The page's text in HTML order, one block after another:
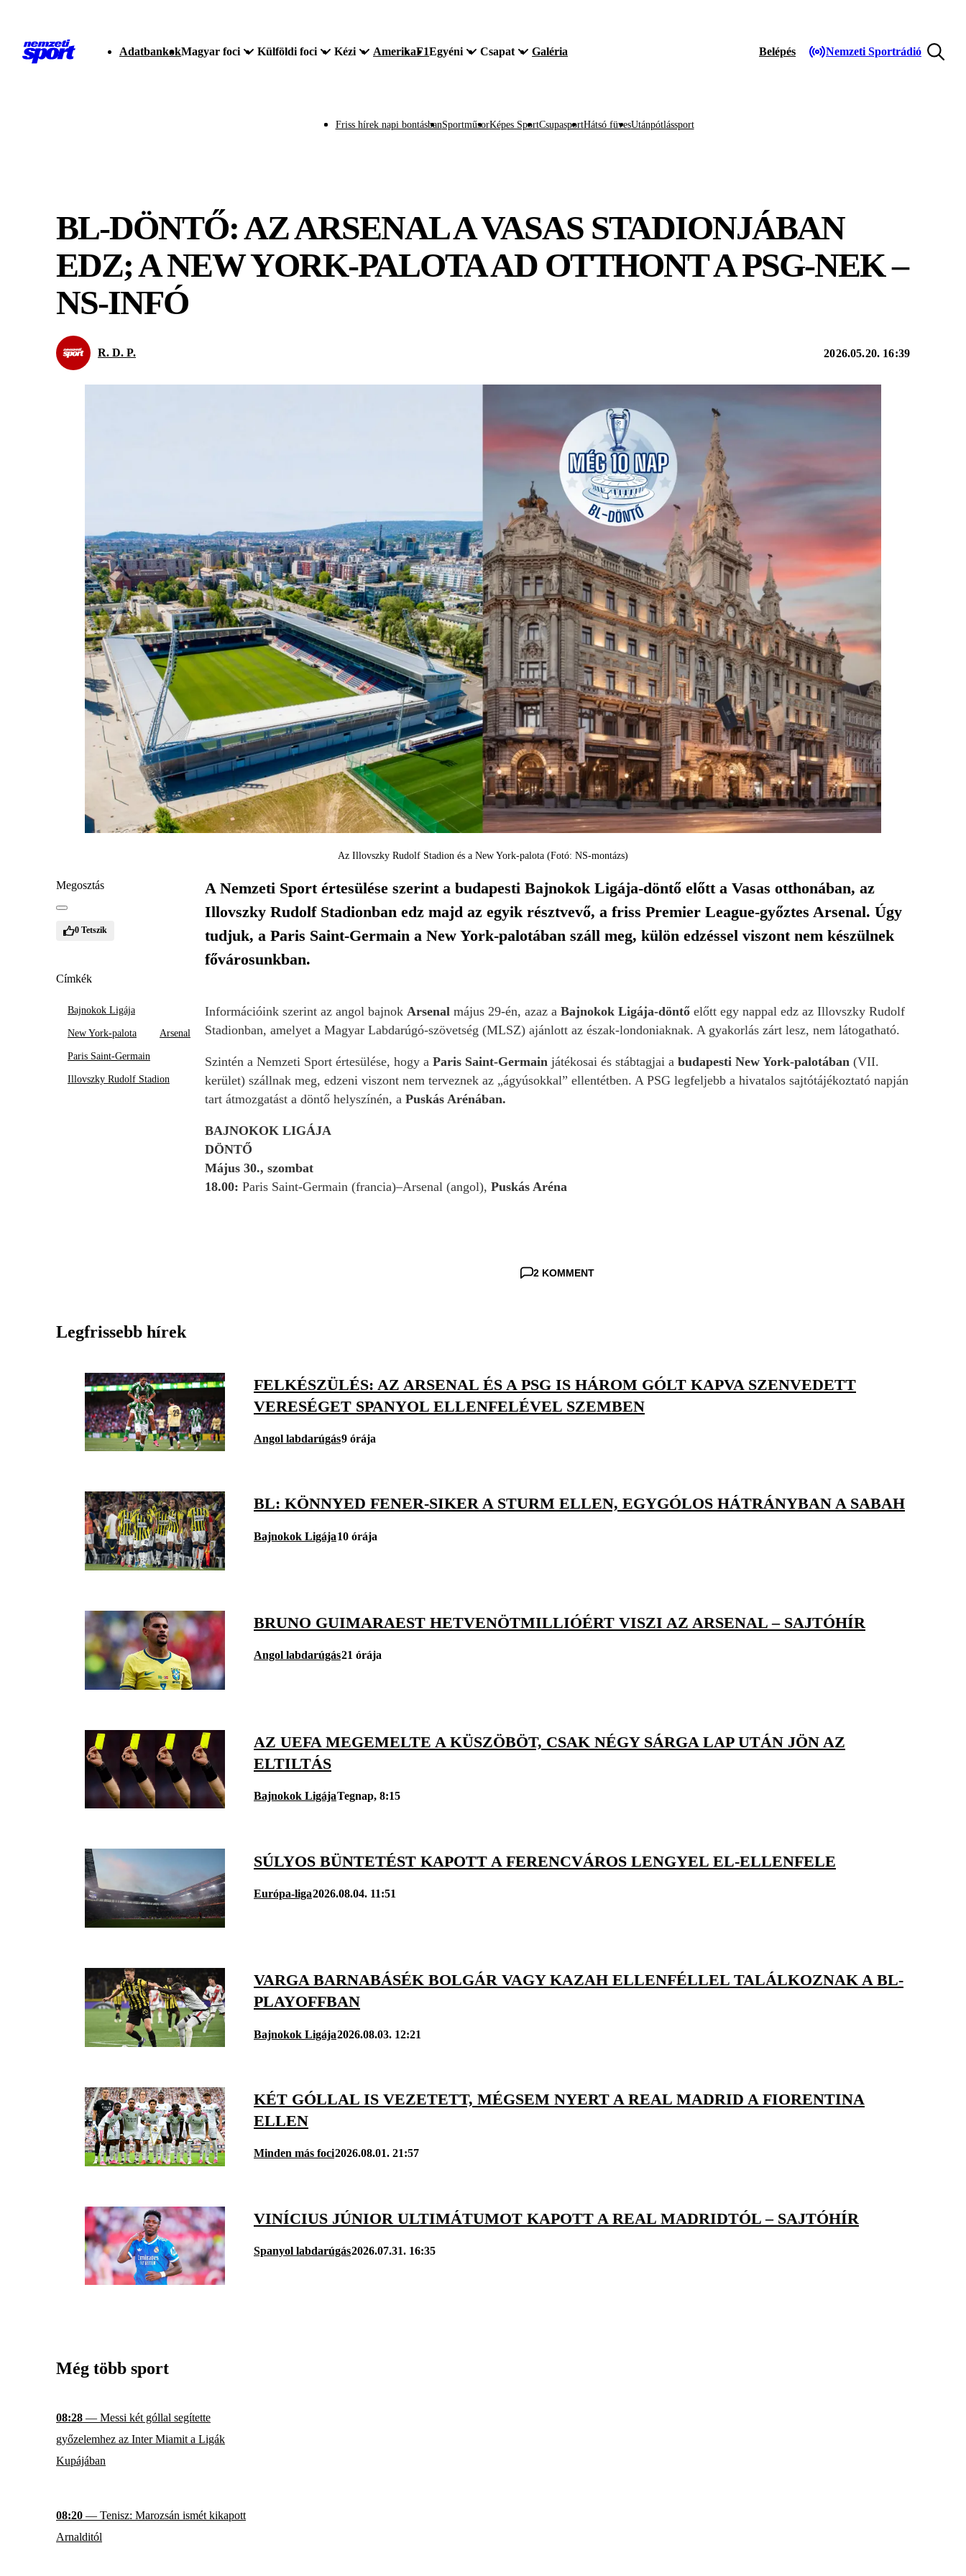
AdatbankokMagyar foci Külföldi foci Kézi AmerikaF1Egyéni Csapat Galéria Belépés Nemzeti Sportrádió
Friss hírek napi bontásbanSportműsorKépes SportCsupasportHátsó füvesUtánpótlássport
BL-DÖNTŐ: AZ ARSENAL A VASAS STADIONJÁBAN
EDZ; A NEW YORK-PALOTA AD OTTHONT A PSG-NEK –
NS-INFÓ
R. D. P. 2026.05.20. 16:39
Az Illovszky Rudolf Stadion és a New York-palota (Fotó: NS-montázs)
Megosztás
0 Tetszik
Címkék
Bajnokok Ligája
New York-palota Arsenal
Paris Saint-Germain
Illovszky Rudolf Stadion
A Nemzeti Sport értesülése szerint a budapesti Bajnokok Ligája-döntő előtt a Vasas otthonában, az
Illovszky Rudolf Stadionban edz majd az egyik résztvevő, a friss Premier League-győztes Arsenal. Úgy
tudjuk, a Paris Saint-Germain a New York-palotában száll meg, külön edzéssel viszont nem készülnek
fővárosunkban.
Információink szerint az angol bajnok Arsenal május 29-én, azaz a Bajnokok Ligája-döntőelőtt egy nappal edz az Illovszky Rudolf
Stadionban, amelyet a Magyar Labdarúgó-szövetség (MLSZ) ajánlott az észak-londoniaknak. A gyakorlás zárt lesz, nem látogatható.
Szintén a Nemzeti Sport értesülése, hogy a Paris Saint-Germain játékosai és stábtagjai a budapesti New York-palotában (VII.
kerület) szállnak meg, edzeni viszont nem terveznek az „ágyúsokkal” ellentétben. A PSG legfeljebb a hivatalos sajtótájékoztató napján
tart átmozgatást a döntő helyszínén, a Puskás Arénában.
BAJNOKOK LIGÁJA
DÖNTŐ
Május 30., szombat
18.00: Paris Saint-Germain (francia)–Arsenal (angol), Puskás Aréna
2 KOMMENT
Legfrissebb hírek
FELKÉSZÜLÉS: AZ ARSENAL ÉS A PSG IS HÁROM GÓLT KAPVA SZENVEDETT
VERESÉGET SPANYOL ELLENFELÉVEL SZEMBEN
Angol labdarúgás9 órája
BL: KÖNNYED FENER-SIKER A STURM ELLEN, EGYGÓLOS HÁTRÁNYBAN A SABAH
Bajnokok Ligája10 órája
BRUNO GUIMARAEST HETVENÖTMILLIÓÉRT VISZI AZ ARSENAL – SAJTÓHÍR
Angol labdarúgás21 órája
AZ UEFA MEGEMELTE A KÜSZÖBÖT, CSAK NÉGY SÁRGA LAP UTÁN JÖN AZ
ELTILTÁS
Bajnokok LigájaTegnap, 8:15
SÚLYOS BÜNTETÉST KAPOTT A FERENCVÁROS LENGYEL EL-ELLENFELE
Európa-liga2026.08.04. 11:51
VARGA BARNABÁSÉK BOLGÁR VAGY KAZAH ELLENFÉLLEL TALÁLKOZNAK A BL-
PLAYOFFBAN
Bajnokok Ligája2026.08.03. 12:21
KÉT GÓLLAL IS VEZETETT, MÉGSEM NYERT A REAL MADRID A FIORENTINA
ELLEN
Minden más foci2026.08.01. 21:57
VINÍCIUS JÚNIOR ULTIMÁTUMOT KAPOTT A REAL MADRIDTÓL – SAJTÓHÍR
Spanyol labdarúgás2026.07.31. 16:35
Még több sport
08:28 — Messi két góllal segítette
győzelemhez az Inter Miamit a Ligák
Kupájában
08:20 — Tenisz: Marozsán ismét kikapott
Arnalditól